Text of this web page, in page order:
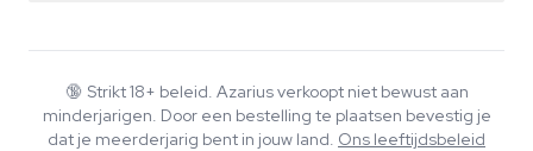
Veelgestelde vragen
Privacybeleid
Wiki
Schrijvers
🔞 Strikt 18+ beleid. Azarius verkoopt niet bewust aan
minderjarigen. Door een bestelling te plaatsen bevestig je
dat je meerderjarig bent in jouw land. Ons leeftijdsbeleid